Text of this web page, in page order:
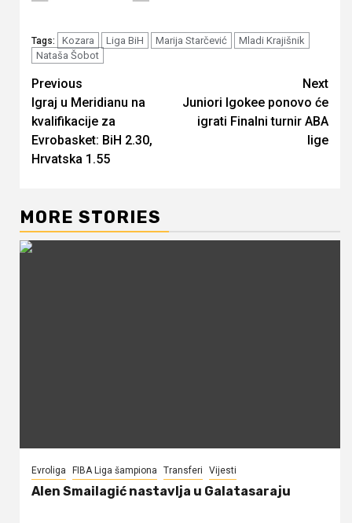
Tags: Kozara Liga BiH Marija Starčević
Mladi Krajišnik
Nataša Šobot
Continue
Reading
Previous
Igraj u Meridianu na
kvalifikacije za
Evrobasket: BiH 2.30,
Hrvatska 1.55
Next
Juniori Igokee ponovo će
igrati Finalni turnir ABA
lige
MORE STORIES
Evroliga FIBA Liga šampiona Transferi Vijesti
Alen Smailagić nastavlja u Galatasaraju